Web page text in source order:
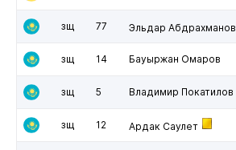
зщ 77 Эльдар Абдрахманов
зщ 14 Бауыржан Омаров
зщ 5 Владимир Покатилов
зщ 12 Ардак Саулет